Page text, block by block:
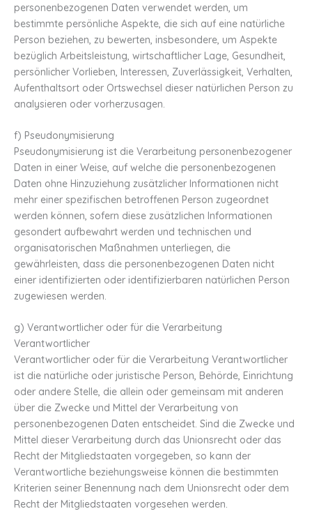
personenbezogenen Daten verwendet werden, um
bestimmte persönliche Aspekte, die sich auf eine natürliche
Person beziehen, zu bewerten, insbesondere, um Aspekte
bezüglich Arbeitsleistung, wirtschaftlicher Lage, Gesundheit,
persönlicher Vorlieben, Interessen, Zuverlässigkeit, Verhalten,
Aufenthaltsort oder Ortswechsel dieser natürlichen Person zu
analysieren oder vorherzusagen.
f) Pseudonymisierung
Pseudonymisierung ist die Verarbeitung personenbezogener
Daten in einer Weise, auf welche die personenbezogenen
Daten ohne Hinzuziehung zusätzlicher Informationen nicht
mehr einer spezifischen betroffenen Person zugeordnet
werden können, sofern diese zusätzlichen Informationen
gesondert aufbewahrt werden und technischen und
organisatorischen Maßnahmen unterliegen, die
gewährleisten, dass die personenbezogenen Daten nicht
einer identifizierten oder identifizierbaren natürlichen Person
zugewiesen werden.
g) Verantwortlicher oder für die Verarbeitung
Verantwortlicher
Verantwortlicher oder für die Verarbeitung Verantwortlicher
ist die natürliche oder juristische Person, Behörde, Einrichtung
oder andere Stelle, die allein oder gemeinsam mit anderen
über die Zwecke und Mittel der Verarbeitung von
personenbezogenen Daten entscheidet. Sind die Zwecke und
Mittel dieser Verarbeitung durch das Unionsrecht oder das
Recht der Mitgliedstaaten vorgegeben, so kann der
Verantwortliche beziehungsweise können die bestimmten
Kriterien seiner Benennung nach dem Unionsrecht oder dem
Recht der Mitgliedstaaten vorgesehen werden.